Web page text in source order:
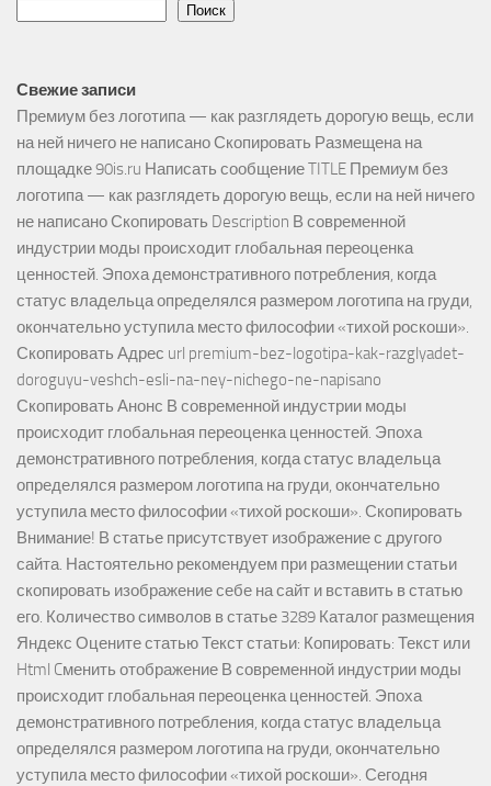
Поиск
Свежие записи
Премиум без логотипа — как разглядеть дорогую вещь, если
на ней ничего не написано Скопировать Размещена на
площадке 90is.ru Написать сообщение TITLE Премиум без
логотипа — как разглядеть дорогую вещь, если на ней ничего
не написано Скопировать Description В современной
индустрии моды происходит глобальная переоценка
ценностей. Эпоха демонстративного потребления, когда
статус владельца определялся размером логотипа на груди,
окончательно уступила место философии «тихой роскоши».
Скопировать Адрес url premium-bez-logotipa-kak-razglyadet-
doroguyu-veshch-esli-na-ney-nichego-ne-napisano
Скопировать Анонс В современной индустрии моды
происходит глобальная переоценка ценностей. Эпоха
демонстративного потребления, когда статус владельца
определялся размером логотипа на груди, окончательно
уступила место философии «тихой роскоши». Скопировать
Внимание! В статье присутствует изображение с другого
сайта. Настоятельно рекомендуем при размещении статьи
скопировать изображение себе на сайт и вставить в статью
его. Количество символов в статье 3289 Каталог размещения
Яндекс Оцените статью Текст статьи: Копировать: Текст или
Html Cменить отображение В современной индустрии моды
происходит глобальная переоценка ценностей. Эпоха
демонстративного потребления, когда статус владельца
определялся размером логотипа на груди, окончательно
уступила место философии «тихой роскоши». Сегодня